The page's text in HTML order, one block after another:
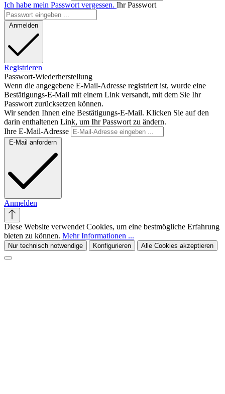
Ich habe mein Passwort vergessen. Ihr Passwort
Anmelden
Registrieren
Passwort-Wiederherstellung
Wenn die angegebene E-Mail-Adresse registriert ist, wurde eine
Bestätigungs-E-Mail mit einem Link versandt, mit dem Sie Ihr
Passwort zurücksetzen können.
Wir senden Ihnen eine Bestätigungs-E-Mail. Klicken Sie auf den
darin enthaltenen Link, um Ihr Passwort zu ändern.
Ihre E-Mail-Adresse
E-Mail anfordern
Anmelden
Diese Website verwendet Cookies, um eine bestmögliche Erfahrung
bieten zu können. Mehr Informationen ...
Nur technisch notwendige Konfigurieren Alle Cookies akzeptieren